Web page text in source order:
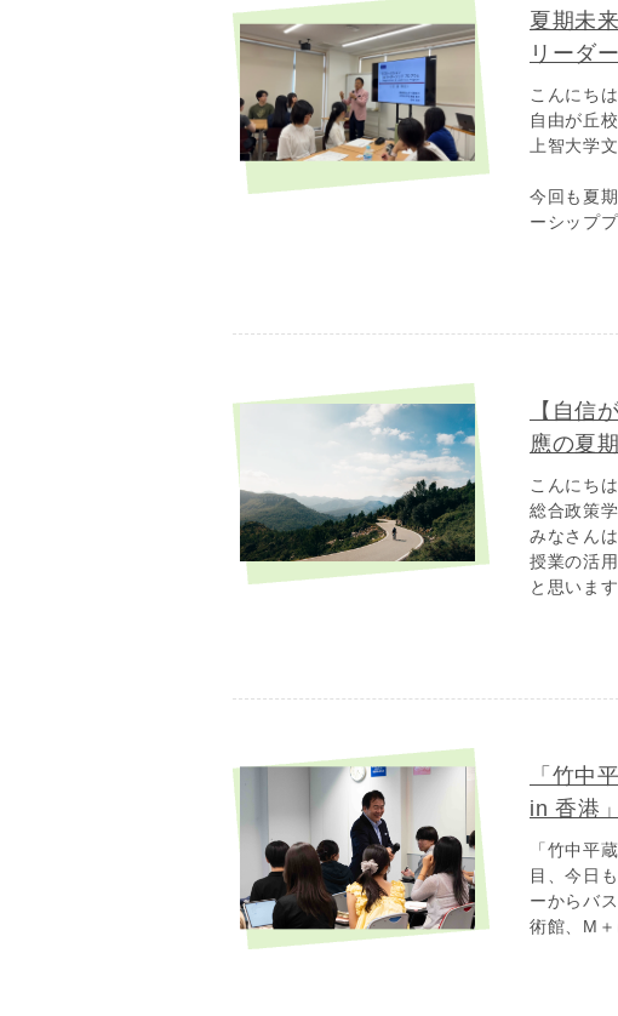
夏期未
リーダ
こんにち
自由が丘
上智大学
今回も夏
ーシップ
【自信
應の夏
こんにち
総合政策
みなさん
授業の活
と思います
「竹中
in 香港
「竹中平
目、今日
ーからバ
術館、M＋